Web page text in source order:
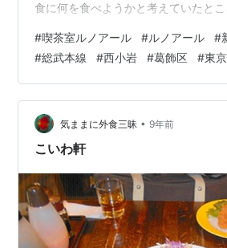
食に何を食べようかと考えていたと
岩店」でした。本日の朝食はここで
た。 COFFEE ROOM GINZA Renoir
小岩店 ビル入口 COFFEE ROOM
ノアール 新小岩店 看板 COFFEE
#喫茶室ルノアール #ルノアール #
#総武本線 #西小岩 #葛飾区 #東
気ままに外食三昧 • 9年前
こいわ軒